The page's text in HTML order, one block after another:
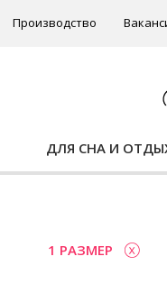
Производство
ДЛЯ СНА И
1 РАЗМЕР